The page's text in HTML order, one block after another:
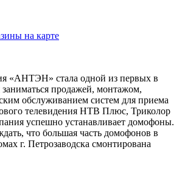
на карте
«АНТЭН» стала одной из первых в
продажей, монтажом,
обслуживанием систем для приема
телевидения НТВ Плюс, Триколор
успешно устанавливает домофоны.
что большая часть домофонов в
г. Петрозаводска смонтирована